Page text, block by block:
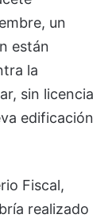
un
están
la
sin licencia
edificación
Fiscal,
realizado